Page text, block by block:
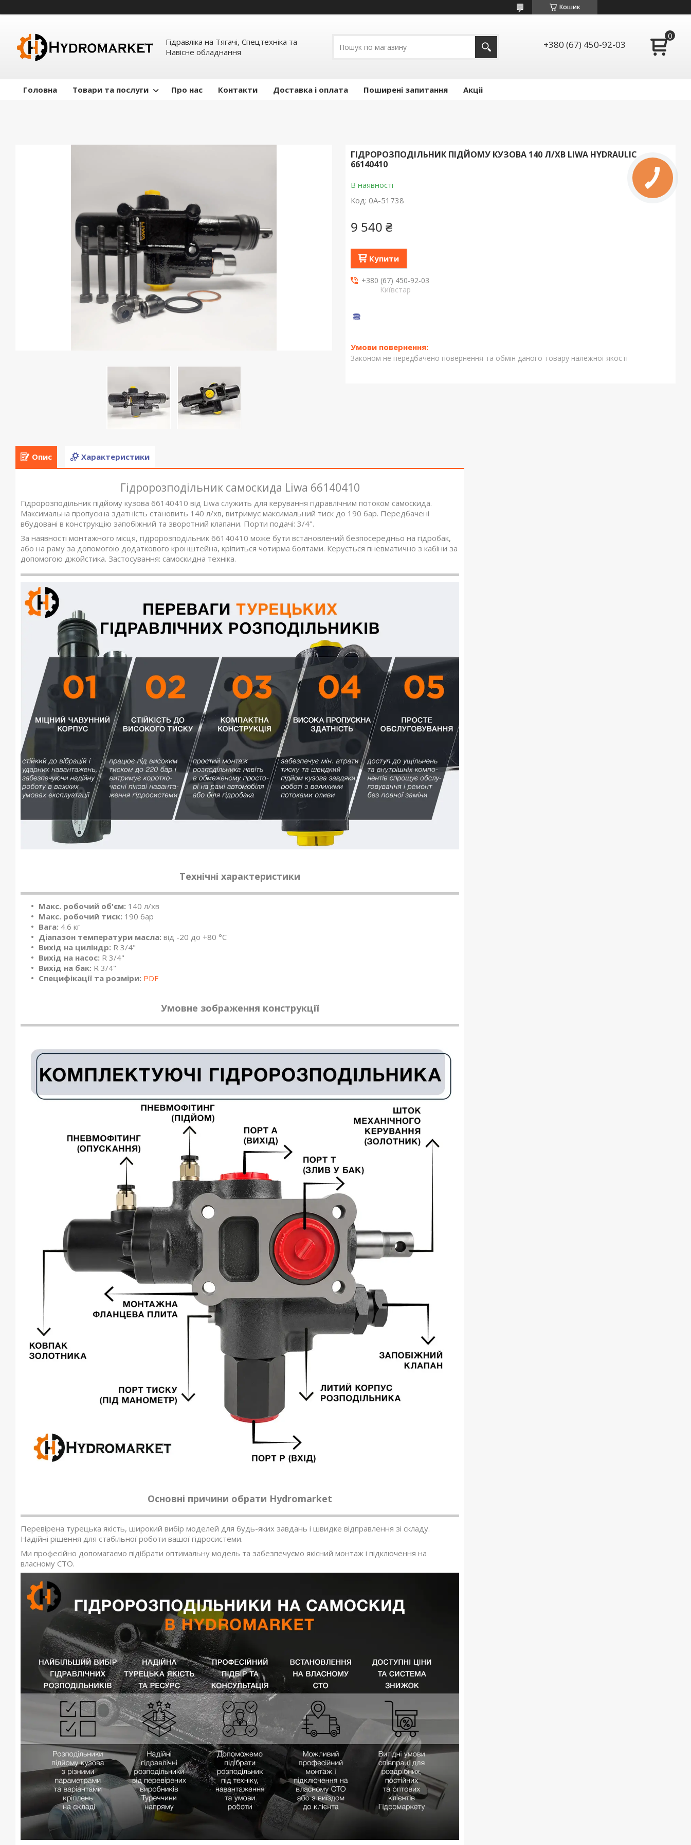
Кошик
Гідравліка на Тягачі, Спецтехніка та
Навісне обладнання
+380 (67) 450-92-03
Головна Товари та послуги Про нас Контакти Доставка і оплата Поширені запитання Акціі
ГІДРОРОЗПОДІЛЬНИК ПІДЙОМУ КУЗОВА 140 Л/ХВ LIWA HYDRAULIC
66140410
В наявності
Код: 0А-51738
9 540 ₴
Купити
+380 (67) 450-92-03
Київстар
Законом не передбачено повернення та обмін даного товару належної якості
Опис Характеристики
Гідророзподільник самоскида Liwa 66140410
Гідророзподільник підйому кузова 66140410 від Liwa служить для керування гідравлічним потоком самоскида.
Максимальна пропускна здатність становить 140 л/хв, витримує максимальний тиск до 190 бар. Передбачені
вбудовані в конструкцію запобіжний та зворотний клапани. Порти подачі: 3/4".
За наявності монтажного місця, гідророзподільник 66140410 може бути встановлений безпосередньо на гідробак,
або на раму за допомогою додаткового кронштейна, кріпиться чотирма болтами. Керується пневматично з кабіни за
допомогою джойстика. Застосування: самоскидна техніка.
Технічні характеристики
Макс. робочий об'єм: 140 л/хв
Макс. робочий тиск: 190 бар
Вага: 4.6 кг
Діапазон температури масла: від -20 до +80 °C
Вихід на циліндр: R 3/4"
Вихід на насос: R 3/4"
Вихід на бак: R 3/4"
Специфікації та розміри: PDF
Умовне зображення конструкції
Основні причини обрати Hydromarket
Перевірена турецька якість, широкий вибір моделей для будь-яких завдань і швидке відправлення зі складу.
Надійні рішення для стабільної роботи вашої гідросистеми.
Ми професійно допомагаємо підібрати оптимальну модель та забезпечуємо якісний монтаж і підключення на
власному СТО.